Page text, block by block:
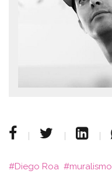
Diego Roa muralismo